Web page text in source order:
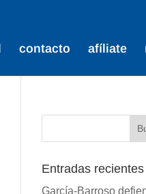
contacto afíliate
Entradas recientes
García-Barroso